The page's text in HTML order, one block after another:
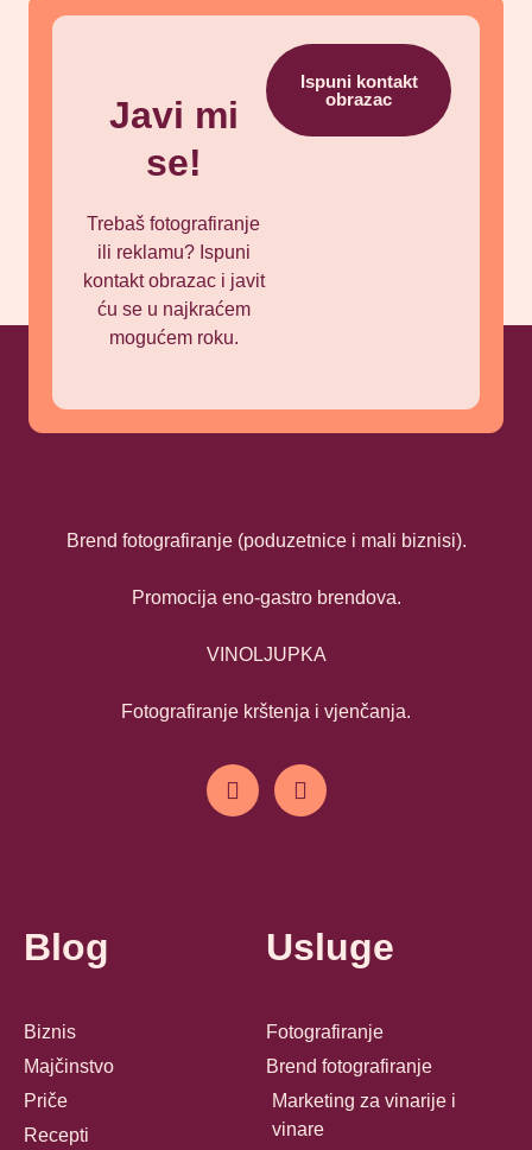
Javi mi
se!
Trebaš fotografiranje
ili reklamu? Ispuni
kontakt obrazac i javit
ću se u najkraćem
mogućem roku.
Ispuni kontakt
obrazac
Brend fotografiranje (poduzetnice i mali biznisi).
Promocija eno-gastro brendova.
VINOLJUPKA
Fotografiranje krštenja i vjenčanja.
Blog
Biznis
Majčinstvo
Priče
Recepti
Usluge
Fotografiranje
Brend fotografiranje
Marketing za vinarije i
vinare